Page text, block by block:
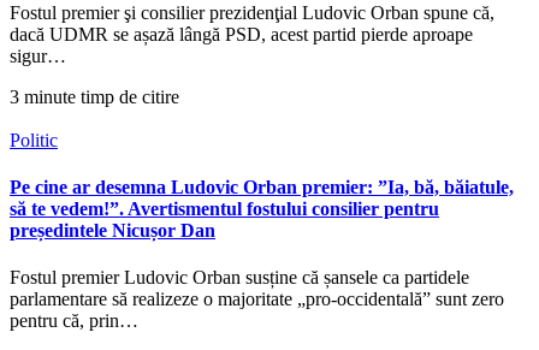
Fostul premier şi consilier prezidenţial Ludovic Orban spune că,
dacă UDMR se așază lângă PSD, acest partid pierde aproape
sigur…
3 minute timp de citire
Politic
Pe cine ar desemna Ludovic Orban premier: ”Ia, bă, băiatule,
să te vedem!”. Avertismentul fostului consilier pentru
președintele Nicușor Dan
Fostul premier Ludovic Orban susține că șansele ca partidele
parlamentare să realizeze o majoritate „pro-occidentală” sunt zero
pentru că, prin…